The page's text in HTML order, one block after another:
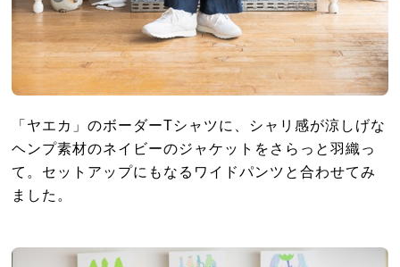
「ヤエカ」のボーダーTシャツに、シャリ感が涼しげな
ヘンプ素材のネイビーのジャケットをさらっと羽織っ
て。セットアップにもなるワイドパンツと合わせてみ
ました。